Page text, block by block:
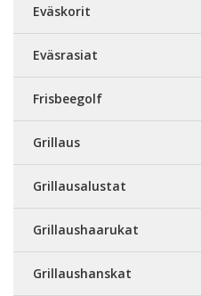
Eväskorit
Eväsrasiat
Frisbeegolf
Grillaus
Grillausalustat
Grillaushaarukat
Grillaushanskat